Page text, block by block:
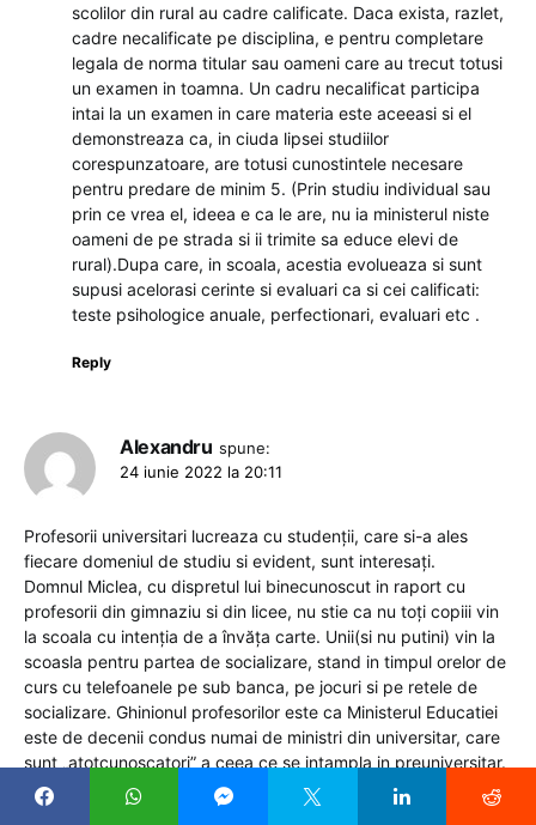
scolilor din rural au cadre calificate. Daca exista, razlet,
cadre necalificate pe disciplina, e pentru completare
legala de norma titular sau oameni care au trecut totusi
un examen in toamna. Un cadru necalificat participa
intai la un examen in care materia este aceeasi si el
demonstreaza ca, in ciuda lipsei studiilor
corespunzatoare, are totusi cunostintele necesare
pentru predare de minim 5. (Prin studiu individual sau
prin ce vrea el, ideea e ca le are, nu ia ministerul niste
oameni de pe strada si ii trimite sa educe elevi de
rural).Dupa care, in scoala, acestia evolueaza si sunt
supusi acelorasi cerinte si evaluari ca si cei calificati:
teste psihologice anuale, perfectionari, evaluari etc .
Reply
Alexandru spune:
24 iunie 2022 la 20:11
Profesorii universitari lucreaza cu studenții, care si-a ales
fiecare domeniul de studiu si evident, sunt interesați.
Domnul Miclea, cu dispretul lui binecunoscut in raport cu
profesorii din gimnaziu si din licee, nu stie ca nu toți copiii vin
la scoala cu intenția de a învăța carte. Unii(si nu putini) vin la
scoasla pentru partea de socializare, stand in timpul orelor de
curs cu telefoanele pe sub banca, pe jocuri si pe retele de
socializare. Ghinionul profesorilor este ca Ministerul Educatiei
este de decenii condus numai de ministri din universitar, care
sunt „atotcunoscatori” a ceea ce se intampla in preuniversitar.
Si anume, profesorii sunt incapabili sau lenesi, parintii baga
carte in copii prin meditatii si tot asa. In realitate, elevii care nu